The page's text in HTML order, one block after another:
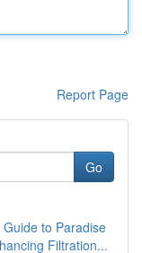
Report Page
Go
to Paradise
Filtration...